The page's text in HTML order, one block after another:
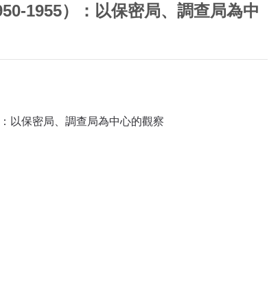
1955）：以保密局、調查局為中
以保密局、調查局為中心的觀察